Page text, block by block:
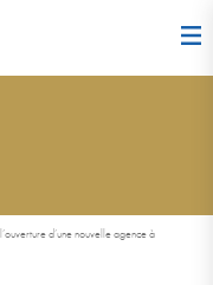
d’une nouvelle agence à